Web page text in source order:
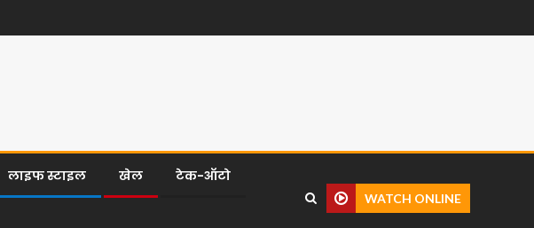
लाइफ स्टाइल खेल टेक-ऑटो
WATCH ONLINE